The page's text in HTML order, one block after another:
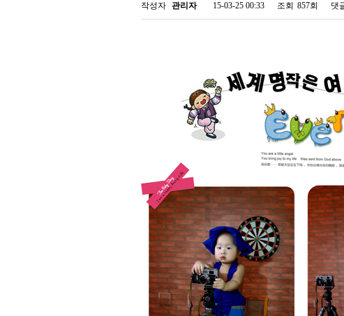
작성자 관리자 15-03-25 00:33 조회 857회 댓